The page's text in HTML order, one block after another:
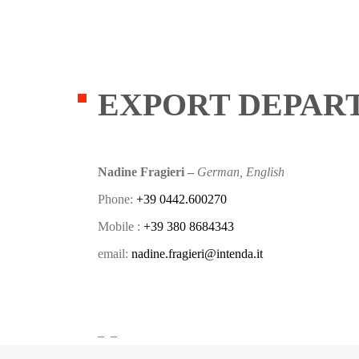
EXPORT
Nadine Fragieri – German, English
Phone: +39 0442.600270
Mobile : +39 380 8684343
email: nadine.fragieri@intenda.it
– –